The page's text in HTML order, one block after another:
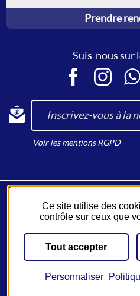
Prendre
Suis-nous sur
FacebookInstagram
Inscrivez-vous à la
Voir les mentions RGPD
Fil Bleu, un service du
Un réseau
Plan du site Emplois JV Malin
Accessibilité
Gestion des cookies
Ce site utilise des
contrôle sur ceux que
Tout accepter
Personnaliser